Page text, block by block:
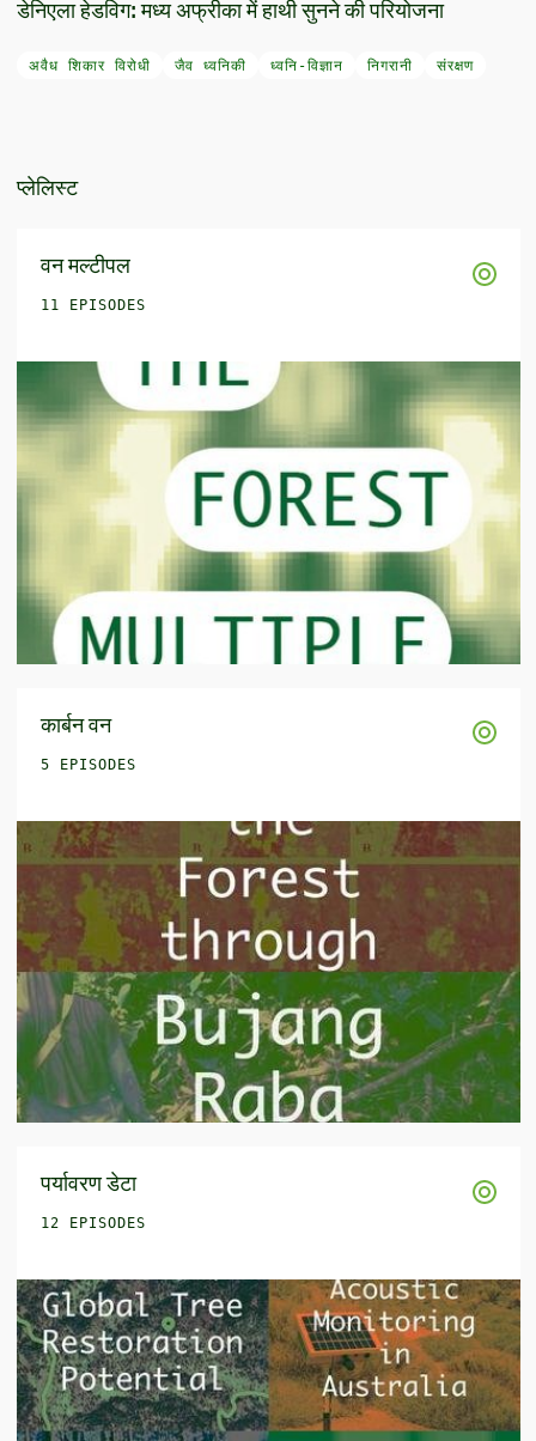
डेनिएला हेडविग: मध्य अफ्रीका में हाथी सुनने की परियोजना
अवैध शिकार विरोधी जैव ध्वनिकी ध्वनि-विज्ञान निगरानी संरक्षण
प्लेलिस्ट
वन मल्टीपल
11 EPISODES
कार्बन वन
5 EPISODES
पर्यावरण डेटा
12 EPISODES